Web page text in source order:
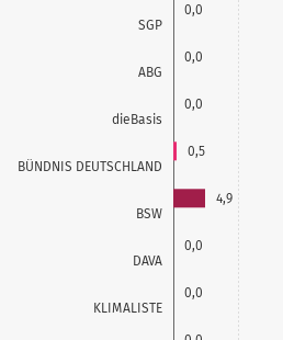
SGP
ABG
dieBasis
BÜNDNIS DEUTSCHLAND
BSW
DAVA
KLIMALISTE
0,0
0,0
0,0
0,5
4,9
0,0
0,0